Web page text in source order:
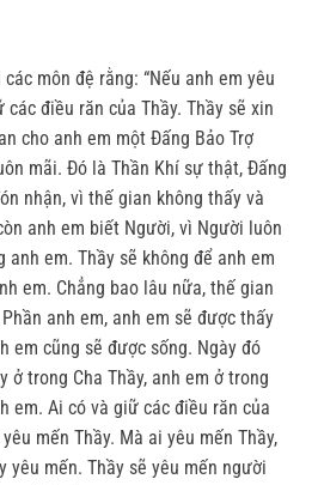
môn đệ rằng: “Nếu anh em yêu
các điều răn của Thầy. Thầy sẽ xin
cho anh em một Ðấng Bảo Trợ
mãi. Ðó là Thần Khí sự thật, Ðấng
nhận, vì thế gian không thấy và
anh em biết Người, vì Người luôn
em. Thầy sẽ không để anh em
em. Chẳng bao lâu nữa, thế gian
anh em, anh em sẽ được thấy
em cũng sẽ được sống. Ngày đó
ở trong Cha Thầy, anh em ở trong
em. Ai có và giữ các điều răn của
mến Thầy. Mà ai yêu mến Thầy,
yêu mến. Thầy sẽ yêu mến người